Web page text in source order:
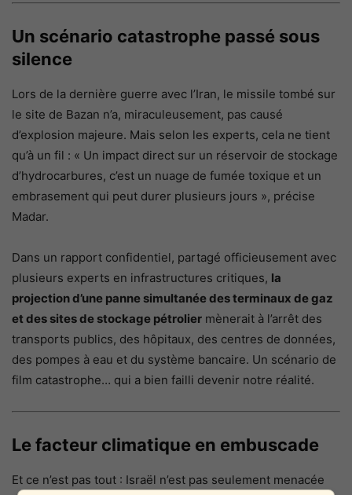
Un scénario catastrophe passé sous
silence
Lors de la dernière guerre avec l’Iran, le missile tombé sur
le site de Bazan n’a, miraculeusement, pas causé
d’explosion majeure. Mais selon les experts, cela ne tient
qu’à un fil : « Un impact direct sur un réservoir de stockage
d’hydrocarbures, c’est un nuage de fumée toxique et un
embrasement qui peut durer plusieurs jours », précise
Madar.
Dans un rapport confidentiel, partagé officieusement avec
plusieurs experts en infrastructures critiques, la
projection d’une panne simultanée des terminaux de gaz
et des sites de stockage pétrolier mènerait à l’arrêt des
transports publics, des hôpitaux, des centres de données,
des pompes à eau et du système bancaire. Un scénario de
film catastrophe… qui a bien failli devenir notre réalité.
Le facteur climatique en embuscade
Et ce n’est pas tout : Israël n’est pas seulement menacée